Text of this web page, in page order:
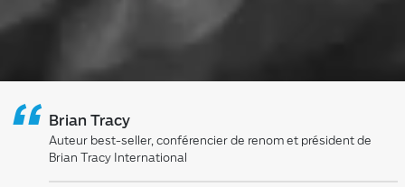
“ Brian Tracy
Auteur best-seller, conférencier de renom et président de
Brian Tracy International